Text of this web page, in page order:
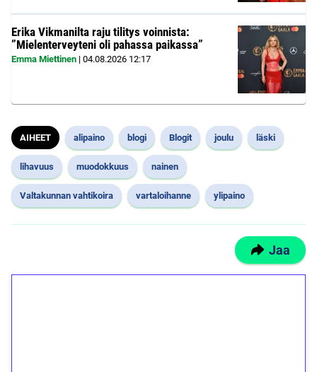
Erika Vikmanilta raju tilitys voinnista:
”Mielenterveyteni oli pahassa paikassa”
Emma Miettinen | 04.08.2026 12:17
AIHEET alipaino blogi Blogit joulu läski
lihavuus muodokkuus nainen
Valtakunnan vahtikoira vartaloihanne ylipaino
Jaa